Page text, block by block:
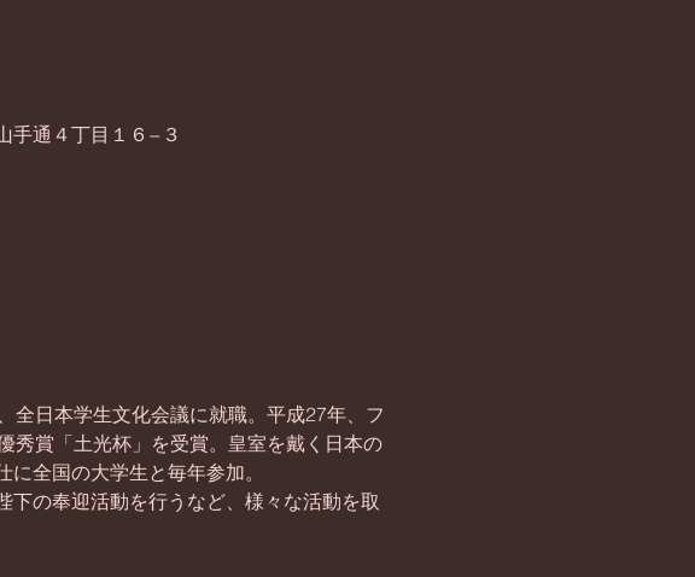
手通４丁目１６−３
全日本学生文化会議に就職。平成27年、フ
秀賞「土光杯」を受賞。皇室を戴く日本の
全国の大学生と毎年参加。
下の奉迎活動を行うなど、様々な活動を取